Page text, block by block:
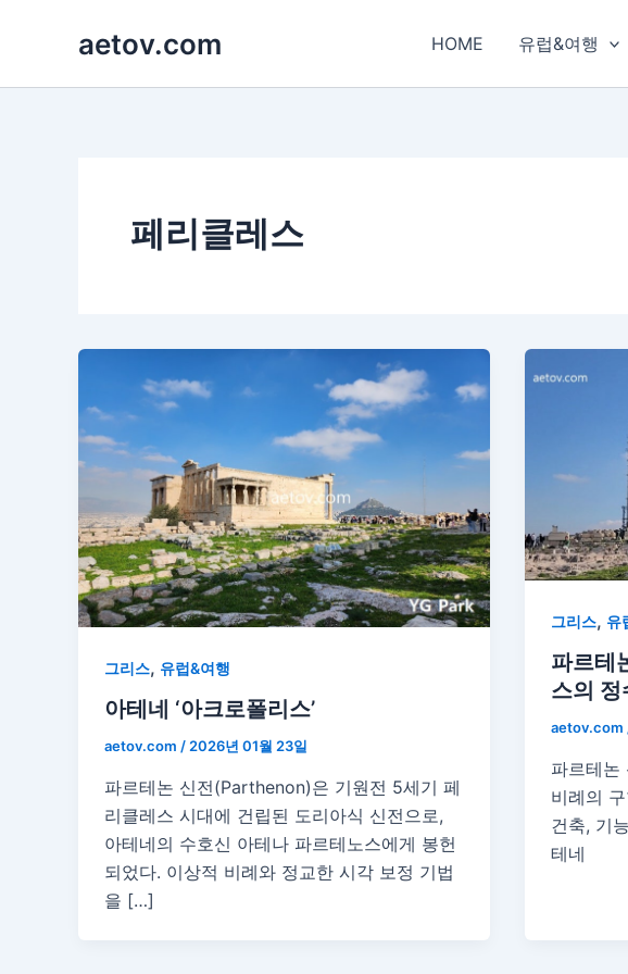
aetov.com HOME 유럽&여행
페리클레스
그리스, 유럽&여행
아테네 ‘아크로폴리스’
aetov.com /2026년 01월 23일
파르테논 신전(Parthenon)은 기원전 5세기 페
리클레스 시대에 건립된 도리아식 신전으로,
아테네의 수호신 아테나 파르테노스에게 봉헌
되었다. 이상적 비례와 정교한 시각 보정 기법
을 […]
그리스, 유
파르테
스의 정
aetov.com
파르테논
비례의
건축, 기
테네